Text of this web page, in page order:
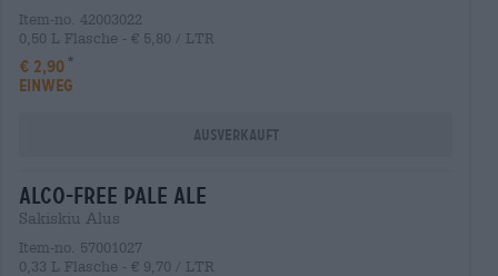
Item-no. 42003022
0,50 L Flasche - € 5,80 / LTR
€ 2,90
EINWEG
Ausverkauft
alco-free pale ale
Sakiskiu Alus
Item-no. 57001027
0,33 L Flasche - € 9,70 / LTR